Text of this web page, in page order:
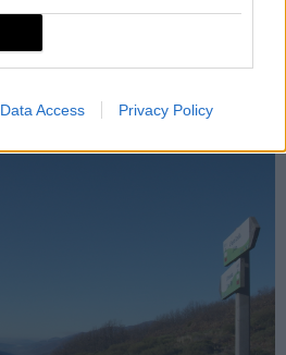
Data Access Privacy Policy